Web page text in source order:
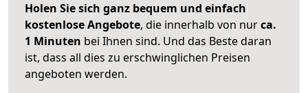
Holen Sie sich ganz bequem und einfach
kostenlose Angebote, die innerhalb von nurca.
1 Minuten bei Ihnen sind. Und das Beste daran
ist, dass all dies zu erschwinglichen Preisen
angeboten werden.